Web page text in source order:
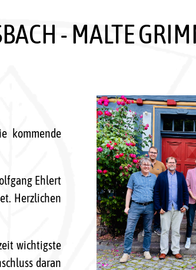
- MALTE
kommende
Ehlert
Herzlichen
wichtigste
daran